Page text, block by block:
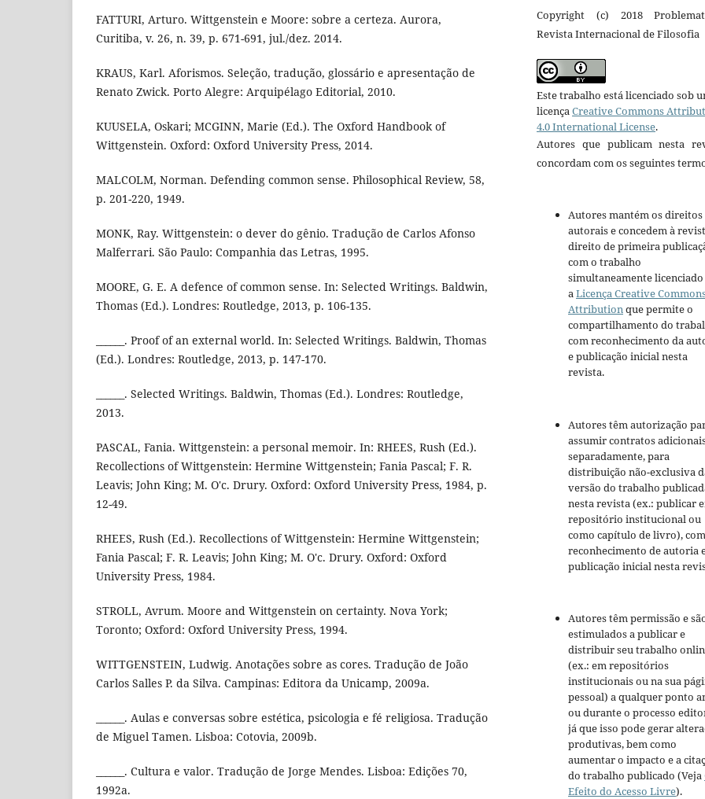
FATTURI, Arturo. Wittgenstein e Moore: sobre a certeza. Aurora,
Curitiba, v. 26, n. 39, p. 671-691, jul./dez. 2014.
KRAUS, Karl. Aforismos. Seleção, tradução, glossário e apresentação de
Renato Zwick. Porto Alegre: Arquipélago Editorial, 2010.
KUUSELA, Oskari; MCGINN, Marie (Ed.). The Oxford Handbook of
Wittgenstein. Oxford: Oxford University Press, 2014.
MALCOLM, Norman. Defending common sense. Philosophical Review, 58,
p. 201-220, 1949.
MONK, Ray. Wittgenstein: o dever do gênio. Tradução de Carlos Afonso
Malferrari. São Paulo: Companhia das Letras, 1995.
MOORE, G. E. A defence of common sense. In: Selected Writings. Baldwin,
Thomas (Ed.). Londres: Routledge, 2013, p. 106-135.
______. Proof of an external world. In: Selected Writings. Baldwin, Thomas
(Ed.). Londres: Routledge, 2013, p. 147-170.
______. Selected Writings. Baldwin, Thomas (Ed.). Londres: Routledge,
2013.
PASCAL, Fania. Wittgenstein: a personal memoir. In: RHEES, Rush (Ed.).
Recollections of Wittgenstein: Hermine Wittgenstein; Fania Pascal; F. R.
Leavis; John King; M. O'c. Drury. Oxford: Oxford University Press, 1984, p.
12-49.
RHEES, Rush (Ed.). Recollections of Wittgenstein: Hermine Wittgenstein;
Fania Pascal; F. R. Leavis; John King; M. O'c. Drury. Oxford: Oxford
University Press, 1984.
STROLL, Avrum. Moore and Wittgenstein on certainty. Nova York;
Toronto; Oxford: Oxford University Press, 1994.
WITTGENSTEIN, Ludwig. Anotações sobre as cores. Tradução de João
Carlos Salles P. da Silva. Campinas: Editora da Unicamp, 2009a.
______. Aulas e conversas sobre estética, psicologia e fé religiosa. Tradução
de Miguel Tamen. Lisboa: Cotovia, 2009b.
______. Cultura e valor. Tradução de Jorge Mendes. Lisboa: Edições 70,
1992a.
Copyright (c) 2018
Revista Internacional de Filosofia
Este trabalho está licenciado sob
licençaCreative Commons
4.0 International License.
Autores que publicam nesta
concordam com os seguintes
Autores mantém os direitos
autorais e concedem à
direito de primeira
com o trabalho
simultaneamente
aLicença Creative
Attributionque permite o
compartilhamento do
com reconhecimento da
e publicação inicial nesta
revista.
Autores têm autorização
assumir contratos
separadamente, para
distribuição não-exclusiva
versão do trabalho
nesta revista (ex.: publicar
repositório institucional ou
como capítulo de livro), com
reconhecimento de autoria
publicação inicial nesta
Autores têm permissão e
estimulados a publicar e
distribuir seu trabalho
(ex.: em repositórios
institucionais ou na sua
pessoal) a qualquer ponto
ou durante o processo
já que isso pode gerar
produtivas, bem como
aumentar o impacto e a
do trabalho publicado (Veja
Efeito do Acesso Livre).